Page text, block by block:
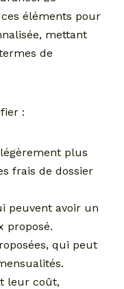
éléments pour
mettant
de
:
plus
frais de dossier
peuvent avoir un
proposé.
qui peut
leur coût,